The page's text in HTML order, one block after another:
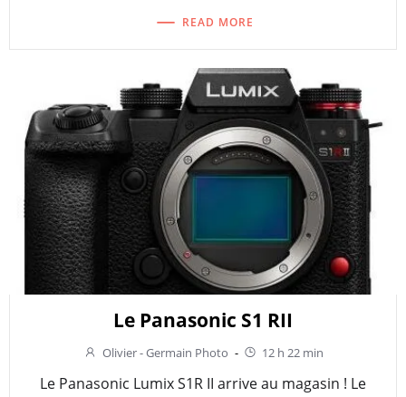
READ MORE
Le Panasonic S1 RII
Olivier - Germain Photo - 12 h 22 min
Le Panasonic Lumix S1R II arrive au magasin ! Le